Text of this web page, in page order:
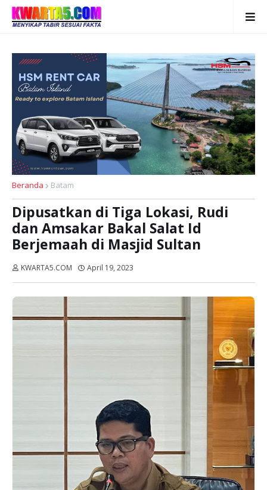
Beranda Batam
Dipusatkan di Tiga Lokasi, Rudi
dan Amsakar Bakal Salat Id
Berjemaah di Masjid Sultan
KWARTA5.COM April 19, 2023